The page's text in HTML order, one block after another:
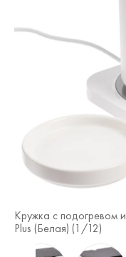
Кружка с подогревом
Plus (Белая) (1 /12)